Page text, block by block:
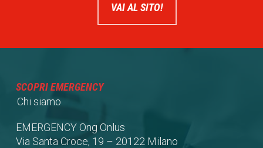
VAI AL SITO!
SCOPRI EMERGENCY
Chi siamo
EMERGENCY Ong Onlus
Via Santa Croce, 19 – 20122 Milano